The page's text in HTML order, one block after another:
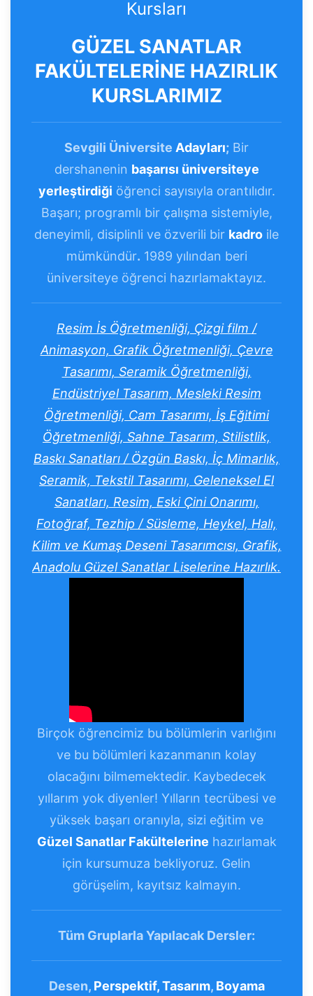
Kursları
GÜZEL SANATLAR
FAKÜLTELERİNE HAZIRLIK
KURSLARIMIZ
Sevgili Üniversite Adayları; Bir
dershanenin başarısı üniversiteye
yerleştirdiği öğrenci sayısıyla orantılıdır.
Başarı; programlı bir çalışma sistemiyle,
deneyimli, disiplinli ve özverili bir kadro ile
mümkündür. 1989 yılından beri
üniversiteye öğrenci hazırlamaktayız.
Resim İs Öğretmenliği, Çizgi film /
Animasyon, Grafik Öğretmenliği, Çevre
Tasarımı, Seramik Öğretmenliği,
Endüstriyel Tasarım, Mesleki Resim
Öğretmenliği, Cam Tasarımı, İş Eğitimi
Öğretmenliği, Sahne Tasarım, Stilistlik,
Baskı Sanatları / Özgün Baskı, İç Mimarlık,
Seramik, Tekstil Tasarımı, Geleneksel El
Sanatları, Resim, Eski Çini Onarımı,
Fotoğraf, Tezhip / Süsleme, Heykel, Halı,
Kilim ve Kumaş Deseni Tasarımcısı, Grafik,
Anadolu Güzel Sanatlar Liselerine Hazırlık.
Birçok öğrencimiz bu bölümlerin varlığını
ve bu bölümleri kazanmanın kolay
olacağını bilmemektedir. Kaybedecek
yıllarım yok diyenler! Yılların tecrübesi ve
yüksek başarı oranıyla, sizi eğitim ve
Güzel Sanatlar Fakültelerine hazırlamak
için kursumuza bekliyoruz. Gelin
görüşelim, kayıtsız kalmayın.
Tüm Gruplarla Yapılacak Dersler:
Desen, Perspektif, Tasarım, Boyama